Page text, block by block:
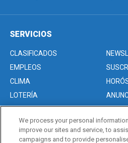
SERVICIOS
CLASIFICADOS
EMPLEOS
CLIMA
LOTERÍA
Acerca de nosotros
We process your personal
improve our sites and service, to
campaigns and to provide